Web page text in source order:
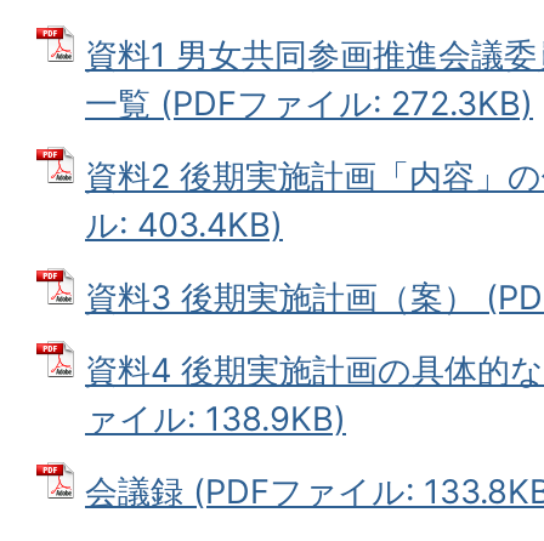
資料1 男女共同参画推進会議
一覧 (PDFファイル: 272.3KB)
資料2 後期実施計画「内容」
ル: 403.4KB)
資料3 後期実施計画（案）
資料4 後期実施計画の具体的
ァイル: 138.9KB)
会議録 (PDFファイル: